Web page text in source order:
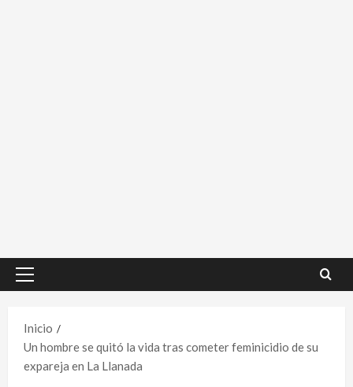
Menú
Inicio
Un hombre se quitó la vida tras cometer feminicidio de su
expareja en La Llanada